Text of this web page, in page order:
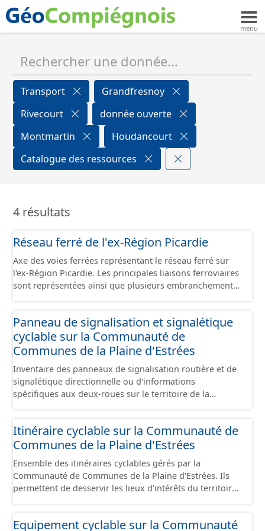
Transport
Grandfresnoy
Rivecourt
donnée ouverte
Montmartin
Houdancourt
Catalogue des ressources
4 résultats
Réseau ferré de l'ex-Région Picardie
Axe des voies ferrées représentant le réseau ferré sur
l'ex-Région Picardie. Les principales liaisons ferroviaires
sont représentées ainsi que plusieurs embranchements
sont désaffectées mais sont toujours physiquement
présentes sur le terrain.
Panneau de signalisation et signalétique
cyclable sur la Communauté de
Communes de la Plaine d'Estrées
Inventaire des panneaux de signalisation routière et de
signalétique directionnelle ou d'informations
spécifiques aux deux-roues sur le territoire de la
en cours de réalisation. Cet inventaire est en cours, la
donnée n'est donc pas exhaustive.
Itinéraire cyclable sur la Communauté de
Communes de la Plaine d'Estrées
Ensemble des itinéraires cyclables gérés par la
Communauté de Communes de la Plaine d'Estrées. Ils
permettent de desservir les lieux d'intérêts du territoire
de bonnes conditions. Ils peuvent emprunter tout type
Equipement cyclable sur la Communauté